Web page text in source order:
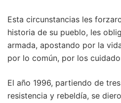
Esta circunstancias les
historia de su pueblo, les
armada, apostando por la
por lo común, por los
El año 1996, partiendo de
resistencia y rebeldía, se